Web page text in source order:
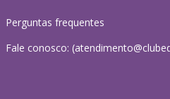
Perguntas frequentes
Fale conosco: